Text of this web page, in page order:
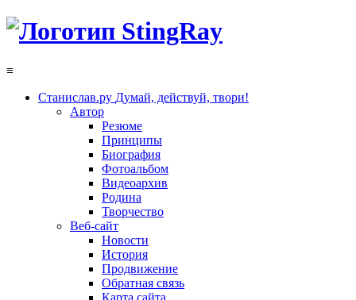
≡
Станислав.ру Думай, действуй, твори!
Автор
Резюме
Принципы
Биография
Фотоальбом
Видеоархив
Родина
Творчество
Веб-сайт
Новости
История
Продвижение
Обратная связь
Карта сайта